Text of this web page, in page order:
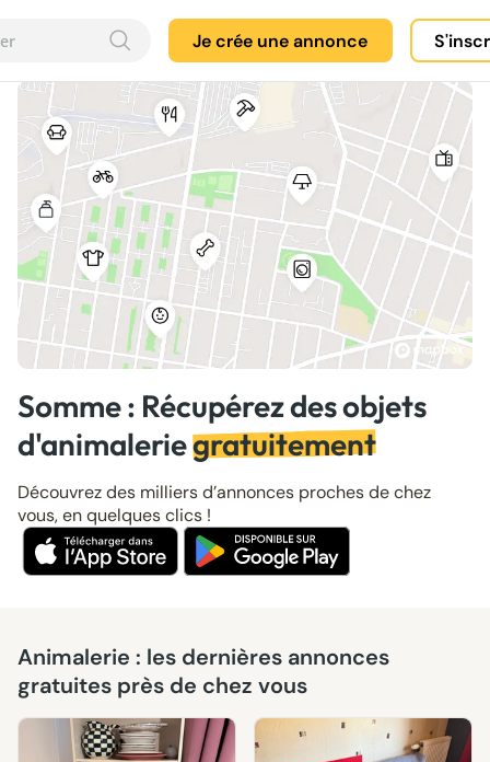
Je crée une annonce
Somme : Récupérez des objets
d'animaleriegratuitement
Découvrez des milliers d’annonces proches de chez
vous, en quelques clics !
Animalerie : les dernières annonces
gratuites près de chez vous